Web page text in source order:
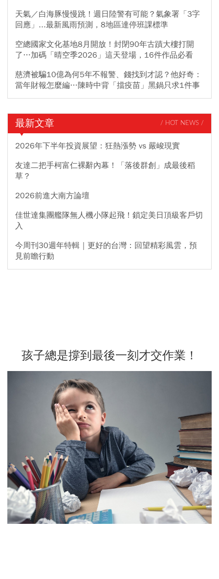
天氣／白海豚慢慢跳！週日陸警有可能？氣象署「3字
回應」...最新風雨預測，8地區達停班課標準
空總國家文化基地8月開放！封閉90年古蹟大樓打開
了…加碼「晴空季2026」這天登場，16件作品必看
慈濟被騙10億為何5年不報警、錢找到才認？他好奇：
當年財報怎麼編…陳時中背「擋疫苗」黑鍋只求1件事
最新文章 / HOT NEWS /
2026年下半年投資展望：狂熱漲勢 vs 嚴峻現實
友達二把手柯富仁裸辭內幕！「落後群創」成最後稻
草？
2026前進大南方論壇
佳世達集團艦隊無人機小隊起飛！鎖定美日頂級客戶切
入
今周刊30週年特輯｜更好的台灣：回望精彩風雲，預
見前瞻行動
孩子總是撐到最後一刻才交作業！